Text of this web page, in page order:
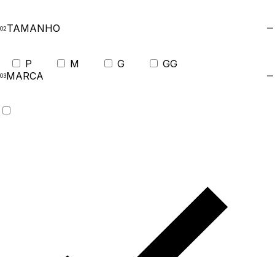
TAMANHO
P M G
GG
MARCA